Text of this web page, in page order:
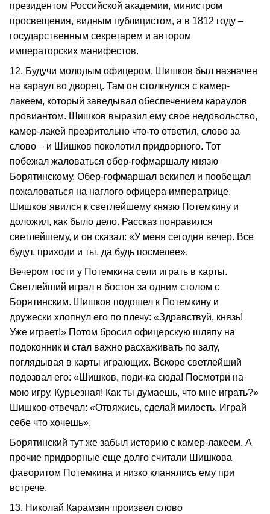
президентом Российской академии, министром
просвещения, видным публицистом, а в 1812 году –
государственным секретарем и автором
императорских манифестов.
12. Будучи молодым офицером, Шишков был назначен
на караул во дворец. Там он столкнулся с камер-
лакеем, который заведывал обеспечением караулов
провиантом. Шишков выразил ему свое недовольство,
камер-лакей презрительно что-то ответил, слово за
слово – и Шишков поколотил придворного. Тот
побежал жаловаться обер-гофмаршалу князю
Борятинскому. Обер-гофмаршал вскипел и пообещал
пожаловаться на наглого офицера императрице.
Шишков явился к светлейшему князю Потемкину и
доложил, как было дело. Рассказ понравился
светлейшему, и он сказал: «У меня сегодня вечер. Все
будут, приходи и ты, да будь посмелее».
Вечером гости у Потемкина сели играть в карты.
Светлейший играл в бостон за одним столом с
Борятинским. Шишков подошел к Потемкину и
дружески хлопнул его по плечу: «Здравствуй, князь!
Уже играет!» Потом бросил офицерскую шляпу на
подоконник и стал важно расхаживать по залу,
поглядывая в карты играющих. Вскоре светлейший
подозвал его: «Шишков, поди-ка сюда! Посмотри на
мою игру. Курьезная! Как ты думаешь, что мне играть?»
Шишков отвечал: «Отвяжись, сделай милость. Играй
себе что хочешь».
Борятинский тут же забыл историю с камер-лакеем. А
прочие придворные еще долго считали Шишкова
фаворитом Потемкина и низко кланялись ему при
встрече.
13. Николай Карамзин произвел слово